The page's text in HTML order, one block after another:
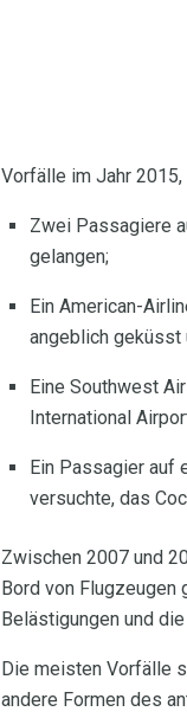
Vorfälle im Jahr
Zwei Passagiere
gelangen;
Ein American-
angeblich geküsst
Eine Southwest
International
Ein Passagier auf
versuchte, das
Zwischen 2007 und
Bord von
Belästigungen und
Die meisten Vorfälle
andere Formen des